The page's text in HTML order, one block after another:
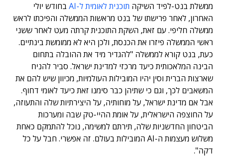
ממשלת בנט-לפיד השיקה תוכנית לאומית ל-AI
בחודש יולי
האחרון, לאחר פרישתו של בנט מראשות הממשלה והפיכתו לראש
ממשלה חליפי. עם זאת, השקת התוכנית קרתה מעט לאחר ששני
ראשי הממשלה פיזרו את הכנסת, ולכן היא לא ממומשת בינתיים.
כעת, בנט קורא לממשלה "להגדיר מיד את ההובלה בתחום
הבינה המלאכותית כיעד מרכזי למדינת ישראל. סביר להניח
שארצות הברית וסין יהיו המובילות העולמיות, מכיוון שיש להם את
המשאבים לכך, וגם כי שתיהן כבר סימנו זאת כיעד לאומי דחוף.
אבל אם מדינת ישראל, על מוחותיה, על היצירתיות שלה והתעוזה,
על החוצפה הישראלית, על אומת ההיי-טק שבה ומערכות
הביטחון החדשניות שלה, תירתם למשימה, נוכל להתמקם כאחת
משלוש מעצמות ה-AI המובילות בעולם. זה אפשרי. חבל על כל
דקה".